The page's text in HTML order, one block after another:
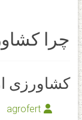
چرا
کشاورزی
agrofert